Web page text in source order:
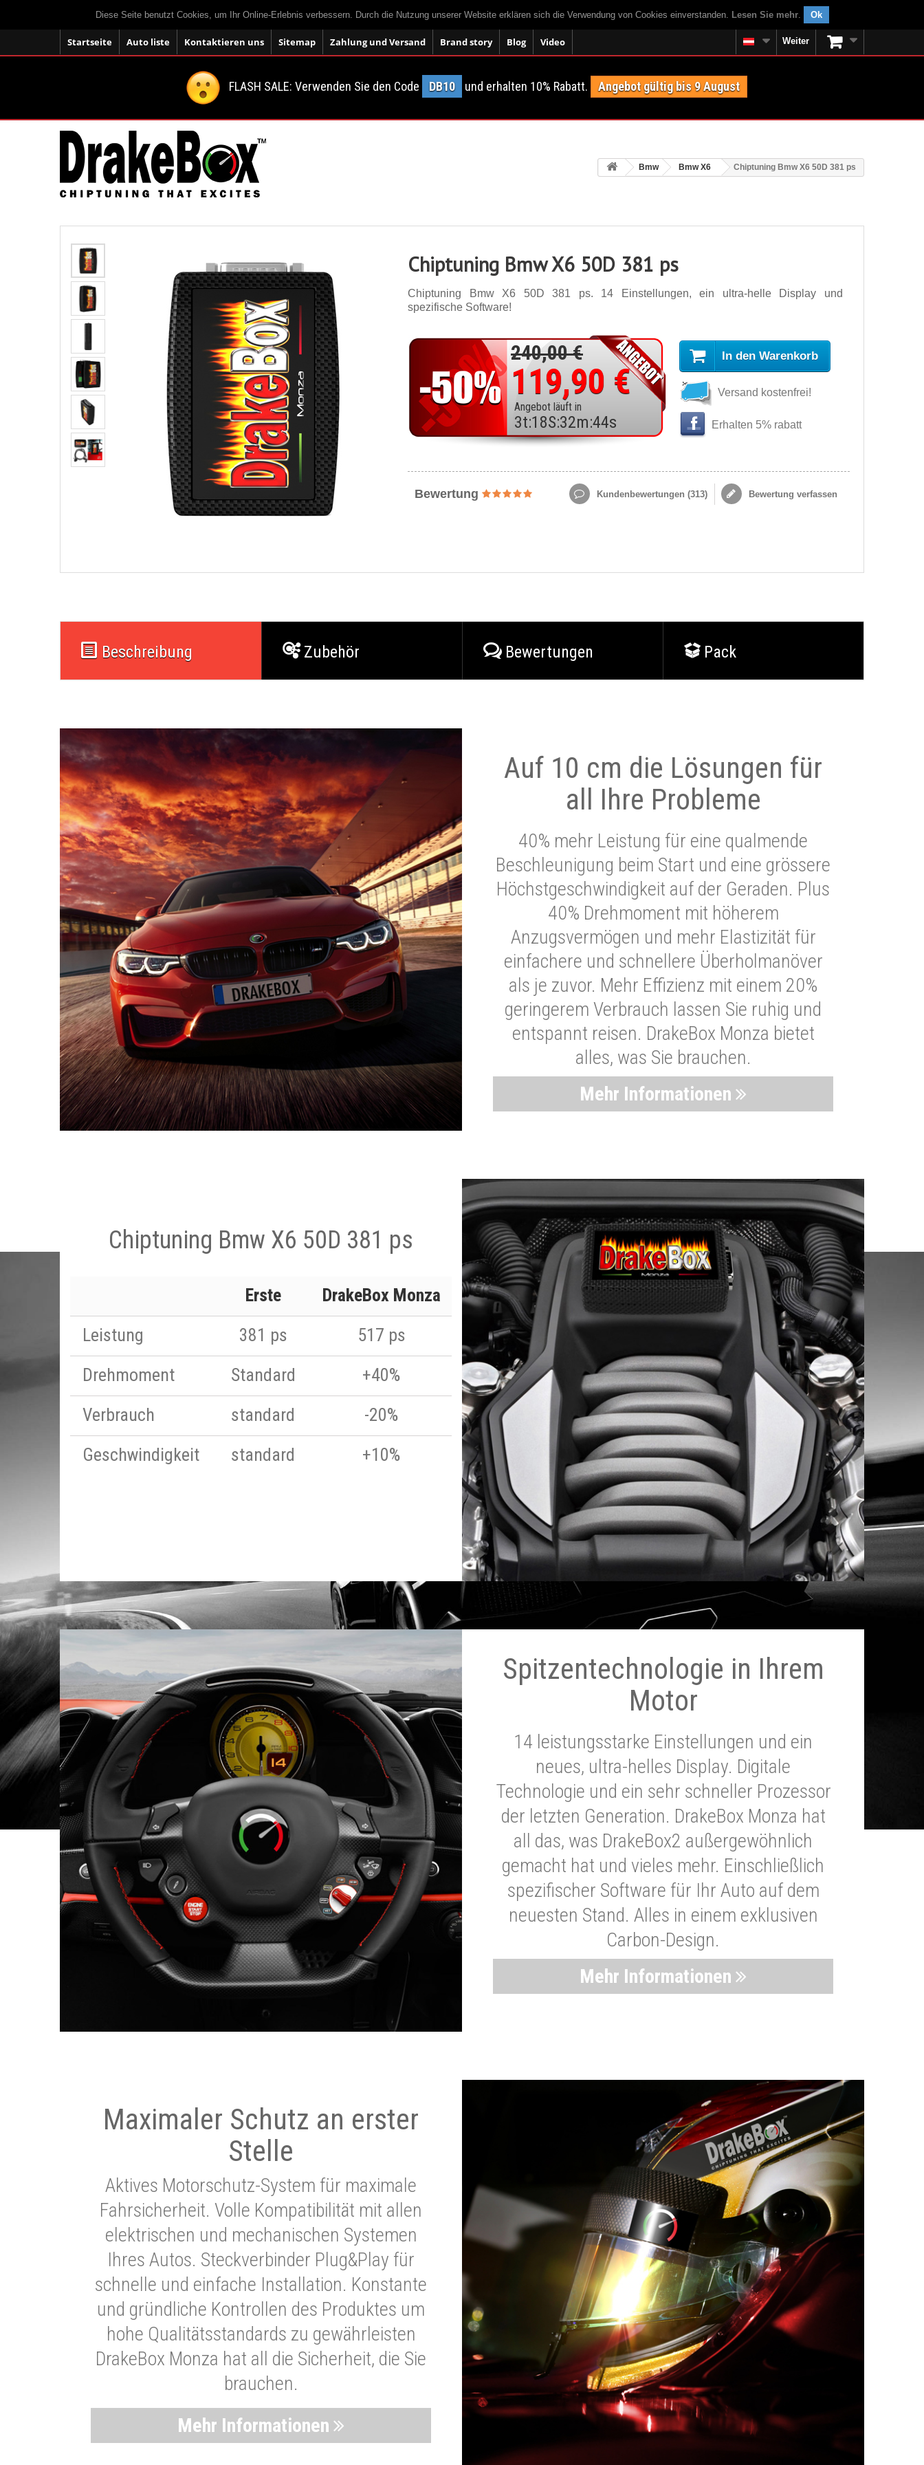
Diese Seite benutzt Cookies, um Ihr Online-Erlebnis verbessern. Durch die Nutzung unserer Website erklären sich die Verwendung von Cookies einverstanden. Lesen Sie mehr. Ok
Startseite Auto liste Kontaktieren uns Sitemap Zahlung und Versand Brand story Blog Video Weiter
FLASH SALE: Verwenden Sie den Code DB10 und erhalten 10% Rabatt. Angebot gültig bis 9 August
Bmw Bmw X6 Chiptuning Bmw X6 50D 381 ps
Chiptuning Bmw X6 50D 381 ps
Chiptuning Bmw X6 50D 381 ps. 14 Einstellungen, ein ultra-helle Display und
spezifische Software!
240,00 €
119,90 €
Angebot läuft in
3t:18S:32m:42s
In den Warenkorb
Versand kostenfrei!
Erhalten 5% rabatt
Bewertung Kundenbewertungen (313) Bewertung verfassen
Beschreibung Zubehör Bewertungen Pack
Auf 10 cm die Lösungen für
all Ihre Probleme
40% mehr Leistung für eine qualmende
Beschleunigung beim Start und eine grössere
Höchstgeschwindigkeit auf der Geraden. Plus
40% Drehmoment mit höherem
Anzugsvermögen und mehr Elastizität für
einfachere und schnellere Überholmanöver
als je zuvor. Mehr Effizienz mit einem 20%
geringerem Verbrauch lassen Sie ruhig und
entspannt reisen. DrakeBox Monza bietet
alles, was Sie brauchen.
Mehr Informationen
Chiptuning Bmw X6 50D 381 ps
Erste
DrakeBox Monza
Leistung
381 ps
517 ps
Drehmoment
Standard
+40%
Verbrauch
standard
-20%
Geschwindigkeit
standard +10%
Spitzentechnologie in Ihrem
Motor
14 leistungsstarke Einstellungen und ein
neues, ultra-helles Display. Digitale
Technologie und ein sehr schneller Prozessor
der letzten Generation. DrakeBox Monza hat
all das, was DrakeBox2 außergewöhnlich
gemacht hat und vieles mehr. Einschließlich
spezifischer Software für Ihr Auto auf dem
neuesten Stand. Alles in einem exklusiven
Carbon-Design.
Mehr Informationen
Maximaler Schutz an erster
Stelle
Aktives Motorschutz-System für maximale
Fahrsicherheit. Volle Kompatibilität mit allen
elektrischen und mechanischen Systemen
Ihres Autos. Steckverbinder Plug&Play für
schnelle und einfache Installation. Konstante
und gründliche Kontrollen des Produktes um
hohe Qualitätsstandards zu gewährleisten
DrakeBox Monza hat all die Sicherheit, die Sie
brauchen.
Mehr Informationen